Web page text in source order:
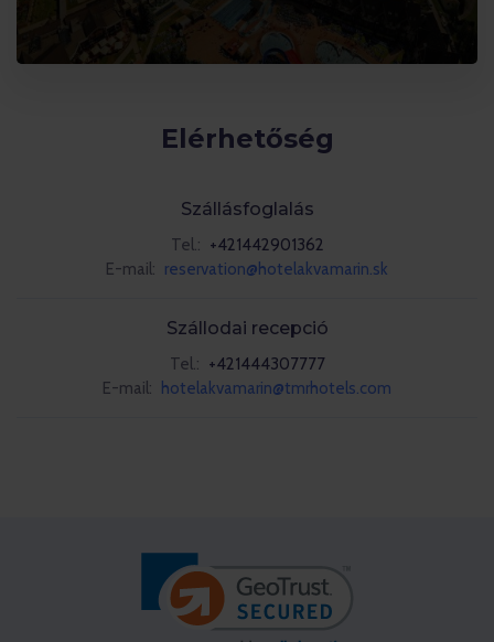
Elérhetőség
Szállásfoglalás
Tel.: +421442901362
E-mail: reservation@hotelakvamarin.sk
Szállodai recepció
Tel.: +421444307777
E-mail:
hotelakvamarin@tmrhotels.com